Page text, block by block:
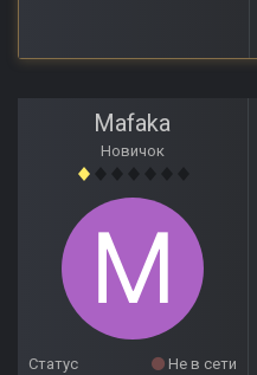
Mafaka
Новичок
Статус
Не в сети